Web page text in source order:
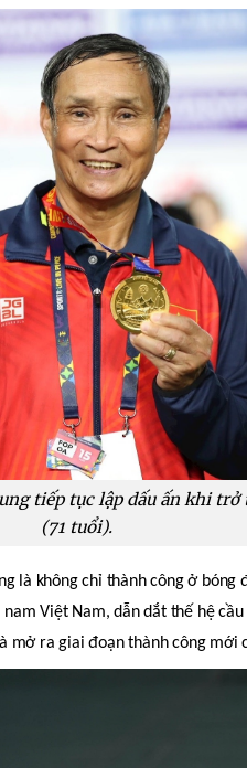
tiếp tục lập dấu ấn khi
(71 tuổi).
là không chỉ thành công ở bóng
Việt Nam, dẫn dắt thế hệ
mở ra giai đoạn thành công mới